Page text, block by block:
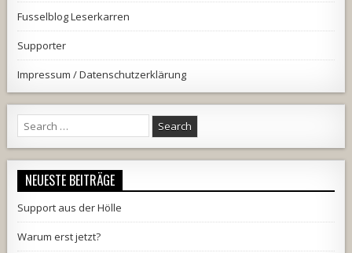
Fusselblog Leserkarren
Supporter
Impressum / Datenschutzerklärung
Search
for:
NEUESTE BEITRÄGE
Support aus der Hölle
Warum erst jetzt?